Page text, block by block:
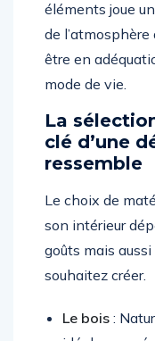
éléments joue
de
être en
mode de vie.
La
clé d’une
ressemble
Le choix de
son intérieur
goûts mais aussi
souhaitez créer.
Le bois :